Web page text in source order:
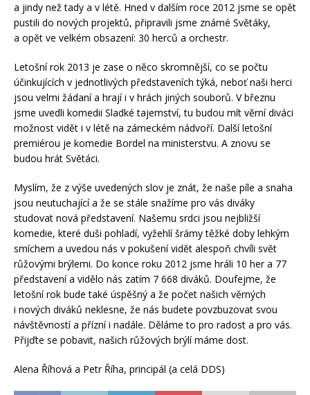
a jindy než tady a v létě. Hned v dalším roce 2012 jsme se opět
pustili do nových projektů, připravili jsme známé Světáky,
a opět ve velkém obsazení: 30 herců a orchestr.
Letošní rok 2013 je zase o něco skromnější, co se počtu
účinkujících v jednotlivých představeních týká, neboť naši herci
jsou velmi žádaní a hrají i v hrách jiných souborů. V březnu
jsme uvedli komedii Sladké tajemství, tu budou mít věrní diváci
možnost vidět i v létě na zámeckém nádvoří. Další letošní
premiérou je komedie Bordel na ministerstvu. A znovu se
budou hrát Světáci.
Myslím, že z výše uvedených slov je znát, že naše píle a snaha
jsou neutuchající a že se stále snažíme pro vás diváky
studovat nová představení. Našemu srdci jsou nejbližší
komedie, které duši pohladí, vyžehlí šrámy těžké doby lehkým
smíchem a uvedou nás v pokušení vidět alespoň chvíli svět
růžovými brýlemi. Do konce roku 2012 jsme hráli 10 her a 77
představení a vidělo nás zatím 7 668 diváků. Doufejme, že
letošní rok bude také úspěšný a že počet našich věrných
i nových diváků neklesne, že nás budete povzbuzovat svou
návštěvností a přízní i nadále. Děláme to pro radost a pro vás.
Přijďte se pobavit, našich růžových brýlí máme dost.
Alena Říhová a Petr Říha, principál (a celá DDS)